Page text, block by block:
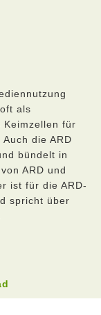
als
für
die ARD
bündelt in
ARD und
ist für die ARD-
spricht über